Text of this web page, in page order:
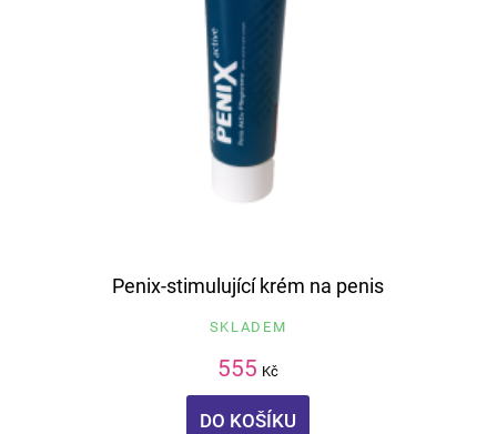
Penix-stimulující krém na penis
SKLADEM
555 Kč
DO KOŠÍKU